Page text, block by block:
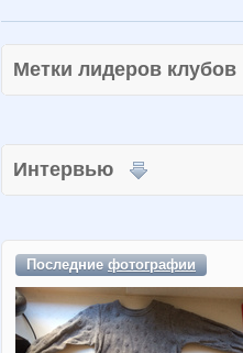
Метки лидеров клубов
Интервью
Последниефотографии